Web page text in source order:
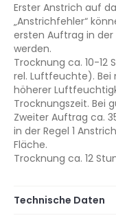
Erster Anstrich auf
„Anstrichfehler“
ersten Auftrag in der
werden.
Trocknung ca. 10-12
rel. Luftfeuchte).
höherer
Trocknungszeit. Bei
Zweiter Auftrag ca.
in der Regel 1
Fläche.
Trocknung ca. 12
Technische Daten